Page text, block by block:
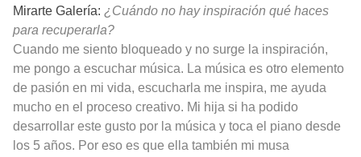
Mirarte Galería: ¿Cuándo no hay inspiración qué haces
para recuperarla?
Cuando me siento bloqueado y no surge la inspiración,
me pongo a escuchar música. La música es otro elemento
de pasión en mi vida, escucharla me inspira, me ayuda
mucho en el proceso creativo. Mi hija si ha podido
desarrollar este gusto por la música y toca el piano desde
los 5 años. Por eso es que ella también mi musa